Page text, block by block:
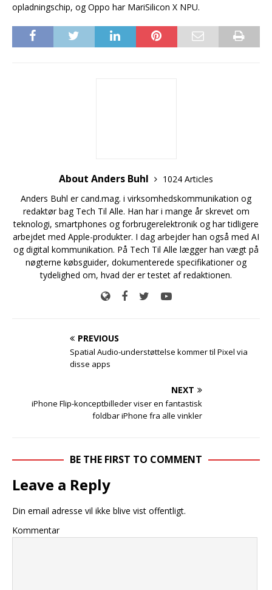
opladningschip, og Oppo har MariSilicon X NPU.
About Anders Buhl
1024 Articles
Anders Buhl er cand.mag. i virksomhedskommunikation og
redaktør bag Tech Til Alle. Han har i mange år skrevet om
teknologi, smartphones og forbrugerelektronik og har tidligere
arbejdet med Apple-produkter. I dag arbejder han også med AI
og digital kommunikation. På Tech Til Alle lægger han vægt på
nøgterne købsguider, dokumenterede specifikationer og
tydelighed om, hvad der er testet af redaktionen.
PREVIOUS
Spatial Audio-understøttelse kommer til Pixel via
disse apps
NEXT
iPhone Flip-konceptbilleder viser en fantastisk
foldbar iPhone fra alle vinkler
BE THE FIRST TO COMMENT
Leave a Reply
Din email adresse vil ikke blive vist offentligt.
Kommentar